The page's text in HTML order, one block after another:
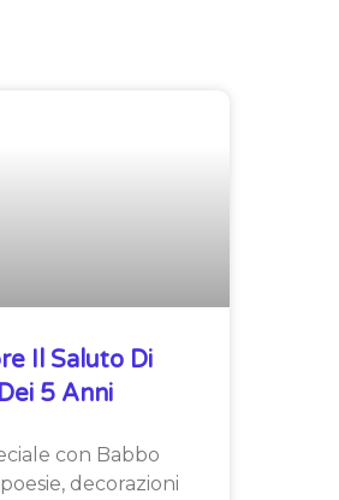
Il Saluto Di
5 Anni
con Babbo
decorazioni